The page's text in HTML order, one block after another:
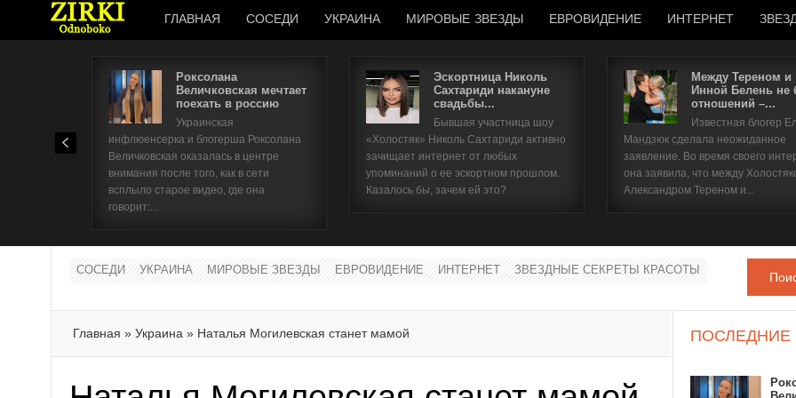
ГЛАВНАЯ СОСЕДИ УКРАИНА МИРОВЫЕ ЗВЕЗДЫ ЕВРОВИДЕНИЕ ИНТЕРНЕТ
Роксолана
Величковская мечтает
поехать в россию
Украинская
инфлюенсерка и блогерша Роксолана
Величковская оказалась в центре
внимания после того, как в сети
всплыло старое видео, где она
говорит:...
Эскортница Николь
Сахтариди накануне
свадьбы...
Бывшая участница шоу
«Холостяк» Николь Сахтариди активно
зачищает интернет от любых
упоминаний о ее эскортном прошлом.
Казалось бы, зачем ей это?
Между Тереном и
Инной Белень не
отношений –...
Известная блогер
Мандзюк сделала неожиданное
заявление. Во время своего
она заявила, что между
Александром Тереном и...
СОСЕДИ УКРАИНА МИРОВЫЕ ЗВЕЗДЫ ЕВРОВИДЕНИЕ ИНТЕРНЕТ ЗВЕЗДНЫЕ СЕКРЕТЫ КРАСОТЫ
Главная » Украина » Наталья Могилевская станет мамой ПОСЛЕДНИЕ
Имя пользователя
Забыли имя пользователя?